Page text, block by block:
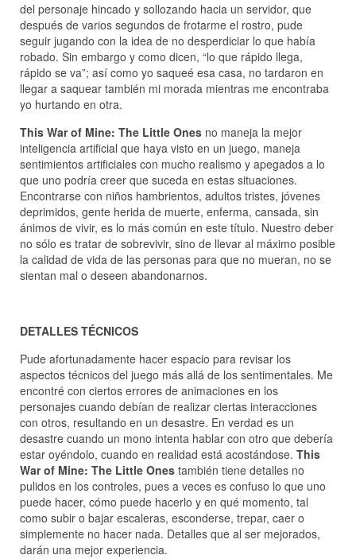
del personaje hincado y sollozando hacia un servidor, que
después de varios segundos de frotarme el rostro, pude
seguir jugando con la idea de no desperdiciar lo que había
robado. Sin embargo y como dicen, “lo que rápido llega,
rápido se va”; así como yo saqueé esa casa, no tardaron en
llegar a saquear también mi morada mientras me encontraba
yo hurtando en otra.
This War of Mine: The Little Ones no maneja la mejor
inteligencia artificial que haya visto en un juego, maneja
sentimientos artificiales con mucho realismo y apegados a lo
que uno podría creer que suceda en estas situaciones.
Encontrarse con niños hambrientos, adultos tristes, jóvenes
deprimidos, gente herida de muerte, enferma, cansada, sin
ánimos de vivir, es lo más común en este título. Nuestro deber
no sólo es tratar de sobrevivir, sino de llevar al máximo posible
la calidad de vida de las personas para que no mueran, no se
sientan mal o deseen abandonarnos.
DETALLES TÉCNICOS
Pude afortunadamente hacer espacio para revisar los
aspectos técnicos del juego más allá de los sentimentales. Me
encontré con ciertos errores de animaciones en los
personajes cuando debían de realizar ciertas interacciones
con otros, resultando en un desastre. En verdad es un
desastre cuando un mono intenta hablar con otro que debería
estar oyéndolo, cuando en realidad está acostándose. This
War of Mine: The Little Ones también tiene detalles no
pulidos en los controles, pues a veces es confuso lo que uno
puede hacer, cómo puede hacerlo y en qué momento, tal
como subir o bajar escaleras, esconderse, trepar, caer o
simplemente no hacer nada. Detalles que al ser mejorados,
darán una mejor experiencia.